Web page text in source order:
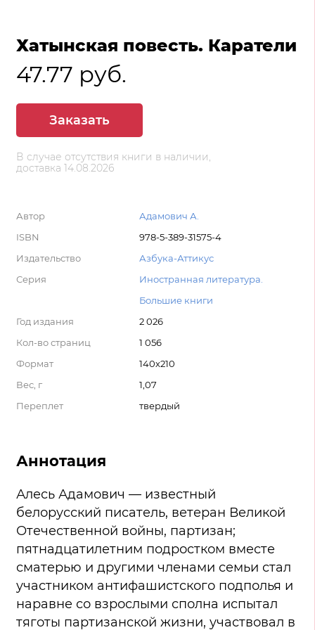
Хатынская повесть. Каратели
47.77 руб.
Заказать
В случае отсутствия книги в наличии,
доставка 14.08.2026
Автор
Адамович А.
ISBN
978-5-389-31575-4
Издательство
Азбука-Аттикус
Серия
Иностранная литература.
Большие книги
Год издания
2 026
Кол-во страниц
1 056
Формат
140х210
Вес, г
1,07
Переплет
твердый
Аннотация
Алесь Адамович — известный
белорусский писатель, ветеран Великой
Отечественной войны, партизан;
пятнадцатилетним подростком вместе
сматерью и другими членами семьи стал
участником антифашистского подполья и
наравне со взрослыми сполна испытал
тяготы партизанской жизни, участвовал в